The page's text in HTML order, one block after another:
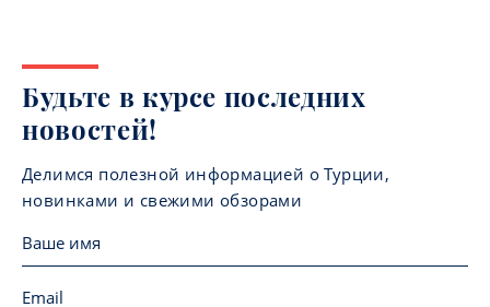
Будьте в курсе последних
новостей!
Делимся полезной информацией о Турции,
новинками и свежими обзорами